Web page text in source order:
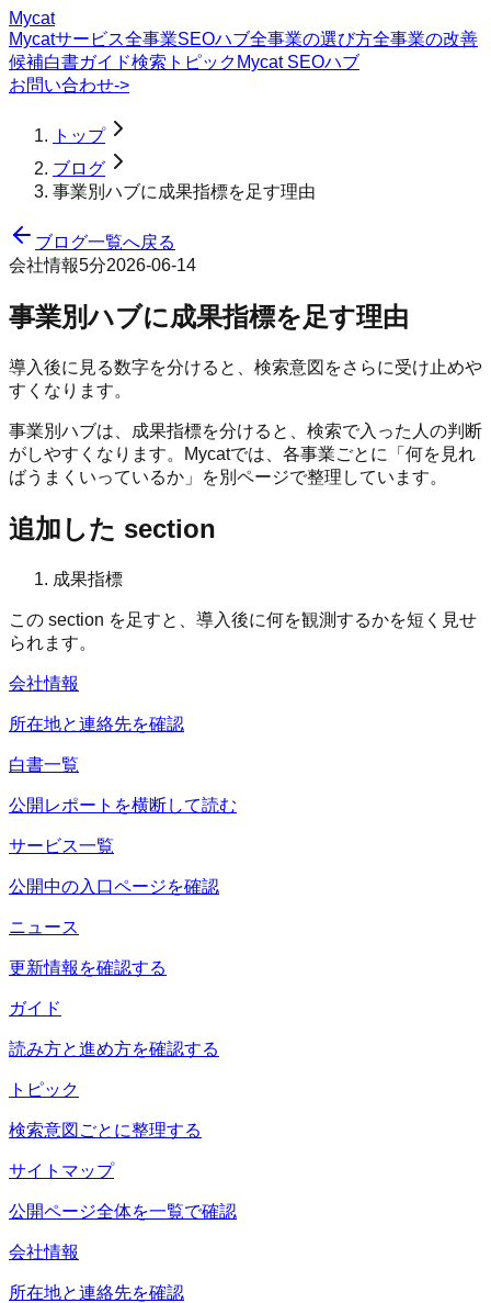
Mycat
Mycatサービス全事業SEOハブ全事業の選び方全事業の改善
候補白書ガイド検索トピック Mycat SEOハブ
お問い合わせ->
トップ
ブログ
事業別ハブに成果指標を足す理由
ブログ一覧へ戻る
会社情報5分2026-06-14
事業別ハブに成果指標を足す理由
導入後に見る数字を分けると、検索意図をさらに受け止めや
すくなります。
事業別ハブは、成果指標を分けると、検索で入った人の判断
がしやすくなります。Mycatでは、各事業ごとに「何を見れ
ばうまくいっているか」を別ページで整理しています。
追加した section
成果指標
この section を足すと、導入後に何を観測するかを短く見せ
られます。
会社情報
所在地と連絡先を確認
白書一覧
公開レポートを横断して読む
サービス一覧
公開中の入口ページを確認
ニュース
更新情報を確認する
ガイド
読み方と進め方を確認する
トピック
検索意図ごとに整理する
サイトマップ
公開ページ全体を一覧で確認
会社情報
所在地と連絡先を確認